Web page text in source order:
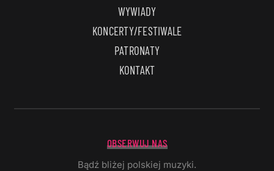
WYWIADY
KONCERTY/FESTIWALE
PATRONATY
KONTAKT
OBSERWUJ NAS
Bądź bliżej polskiej muzyki.